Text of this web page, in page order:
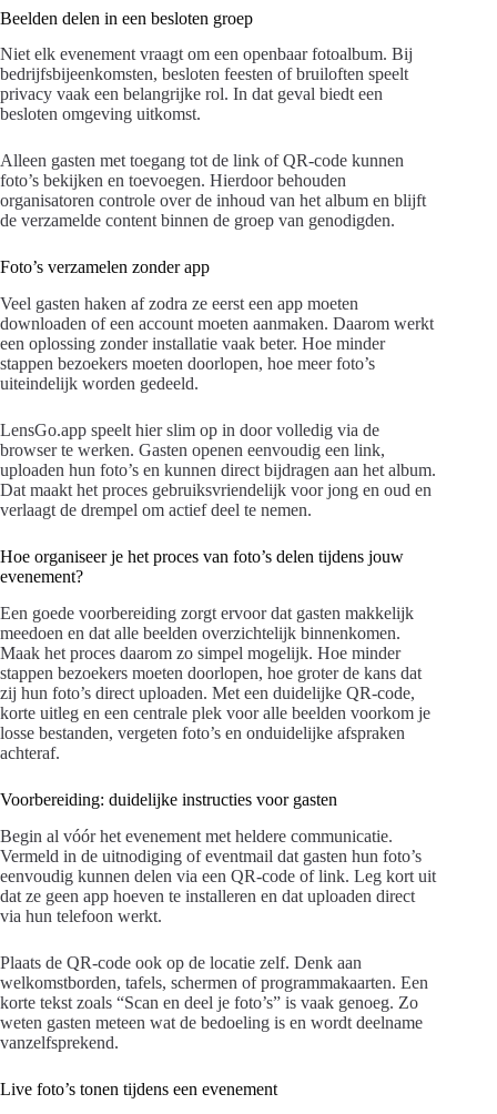
Beelden delen in een besloten groep
Niet elk evenement vraagt om een openbaar fotoalbum. Bij
bedrijfsbijeenkomsten, besloten feesten of bruiloften speelt
privacy vaak een belangrijke rol. In dat geval biedt een
besloten omgeving uitkomst.
Alleen gasten met toegang tot de link of QR-code kunnen
foto’s bekijken en toevoegen. Hierdoor behouden
organisatoren controle over de inhoud van het album en blijft
de verzamelde content binnen de groep van genodigden.
Foto’s verzamelen zonder app
Veel gasten haken af zodra ze eerst een app moeten
downloaden of een account moeten aanmaken. Daarom werkt
een oplossing zonder installatie vaak beter. Hoe minder
stappen bezoekers moeten doorlopen, hoe meer foto’s
uiteindelijk worden gedeeld.
LensGo.app speelt hier slim op in door volledig via de
browser te werken. Gasten openen eenvoudig een link,
uploaden hun foto’s en kunnen direct bijdragen aan het album.
Dat maakt het proces gebruiksvriendelijk voor jong en oud en
verlaagt de drempel om actief deel te nemen.
Hoe organiseer je het proces van foto’s delen tijdens jouw
evenement?
Een goede voorbereiding zorgt ervoor dat gasten makkelijk
meedoen en dat alle beelden overzichtelijk binnenkomen.
Maak het proces daarom zo simpel mogelijk. Hoe minder
stappen bezoekers moeten doorlopen, hoe groter de kans dat
zij hun foto’s direct uploaden. Met een duidelijke QR-code,
korte uitleg en een centrale plek voor alle beelden voorkom je
losse bestanden, vergeten foto’s en onduidelijke afspraken
achteraf.
Voorbereiding: duidelijke instructies voor gasten
Begin al vóór het evenement met heldere communicatie.
Vermeld in de uitnodiging of eventmail dat gasten hun foto’s
eenvoudig kunnen delen via een QR-code of link. Leg kort uit
dat ze geen app hoeven te installeren en dat uploaden direct
via hun telefoon werkt.
Plaats de QR-code ook op de locatie zelf. Denk aan
welkomstborden, tafels, schermen of programmakaarten. Een
korte tekst zoals “Scan en deel je foto’s” is vaak genoeg. Zo
weten gasten meteen wat de bedoeling is en wordt deelname
vanzelfsprekend.
Live foto’s tonen tijdens een evenement